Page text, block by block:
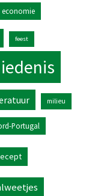
economie
feest
milieu
Portugal